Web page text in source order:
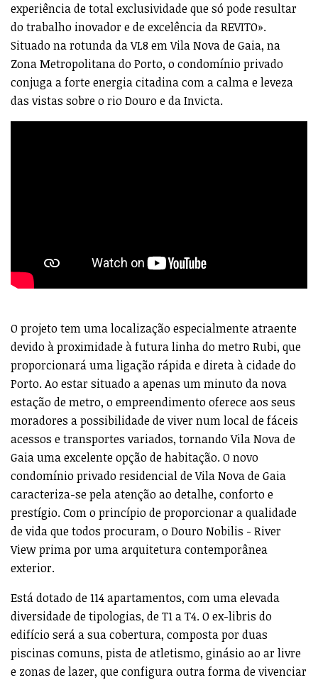
experiência de total exclusividade que só pode resultar
do trabalho inovador e de excelência da REVITO».
Situado na rotunda da VL8 em Vila Nova de Gaia, na
Zona Metropolitana do Porto, o condomínio privado
conjuga a forte energia citadina com a calma e leveza
das vistas sobre o rio Douro e da Invicta.
O projeto tem uma localização especialmente atraente
devido à proximidade à futura linha do metro Rubi, que
proporcionará uma ligação rápida e direta à cidade do
Porto. Ao estar situado a apenas um minuto da nova
estação de metro, o empreendimento oferece aos seus
moradores a possibilidade de viver num local de fáceis
acessos e transportes variados, tornando Vila Nova de
Gaia uma excelente opção de habitação. O novo
condomínio privado residencial de Vila Nova de Gaia
caracteriza-se pela atenção ao detalhe, conforto e
prestígio. Com o princípio de proporcionar a qualidade
de vida que todos procuram, o Douro Nobilis - River
View prima por uma arquitetura contemporânea
exterior.
Está dotado de 114 apartamentos, com uma elevada
diversidade de tipologias, de T1 a T4. O ex-libris do
edifício será a sua cobertura, composta por duas
piscinas comuns, pista de atletismo, ginásio ao ar livre
e zonas de lazer, que configura outra forma de vivenciar